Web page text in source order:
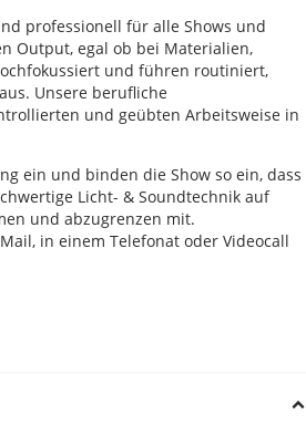
professionell für alle Shows und
Output, egal ob bei Materialien,
und führen routiniert,
Unsere berufliche
und geübten Arbeitsweise in
ein und binden die Show so ein, dass
Licht- & Soundtechnik auf
und abzugrenzen mit.
in einem Telefonat oder Videocall